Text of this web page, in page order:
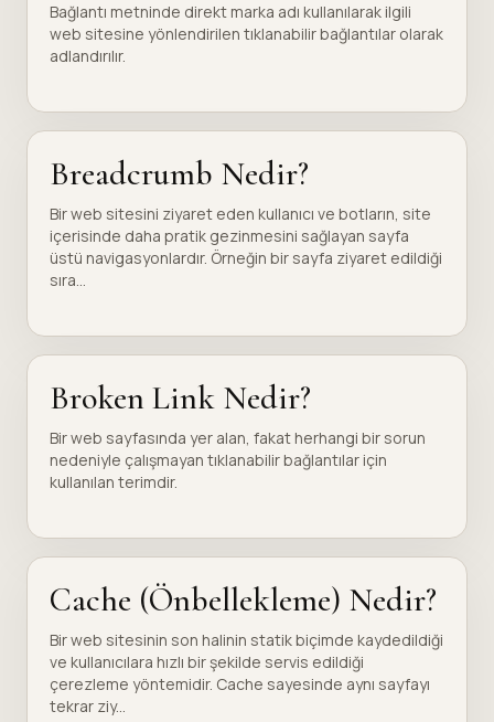
Bağlantı metninde direkt marka adı kullanılarak ilgili
web sitesine yönlendirilen tıklanabilir bağlantılar olarak
adlandırılır.
Breadcrumb Nedir?
Bir web sitesini ziyaret eden kullanıcı ve botların, site
içerisinde daha pratik gezinmesini sağlayan sayfa
üstü navigasyonlardır. Örneğin bir sayfa ziyaret edildiği
sıra...
Broken Link Nedir?
Bir web sayfasında yer alan, fakat herhangi bir sorun
nedeniyle çalışmayan tıklanabilir bağlantılar için
kullanılan terimdir.
Cache (Önbellekleme) Nedir?
Bir web sitesinin son halinin statik biçimde kaydedildiği
ve kullanıcılara hızlı bir şekilde servis edildiği
çerezleme yöntemidir. Cache sayesinde aynı sayfayı
tekrar ziy...